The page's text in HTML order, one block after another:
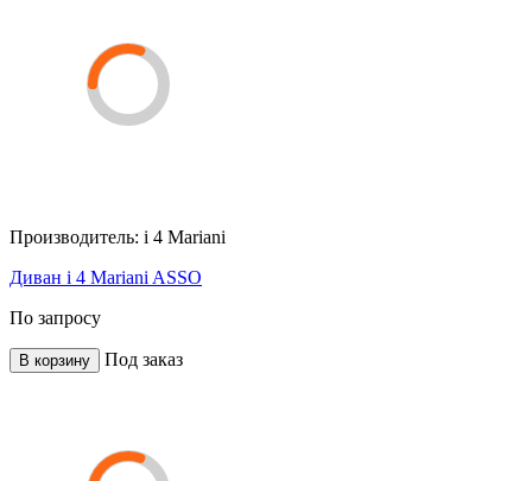
Производитель: i 4 Mariani
Диван i 4 Mariani ASSO
По запросу
В корзину Под заказ